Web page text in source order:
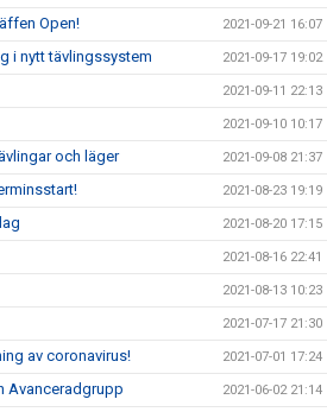
Open! 2021-09-21 16:07
i nytt tävlingssystem 2021-09-17 19:02
2021-09-11 22:13
2021-09-10 10:17
och läger 2021-09-08 21:37
2021-08-23 19:19
2021-08-20 17:15
2021-08-16 22:41
2021-08-13 10:23
2021-07-17 21:30
av coronavirus! 2021-07-01 17:24
Avanceradgrupp 2021-06-02 21:14